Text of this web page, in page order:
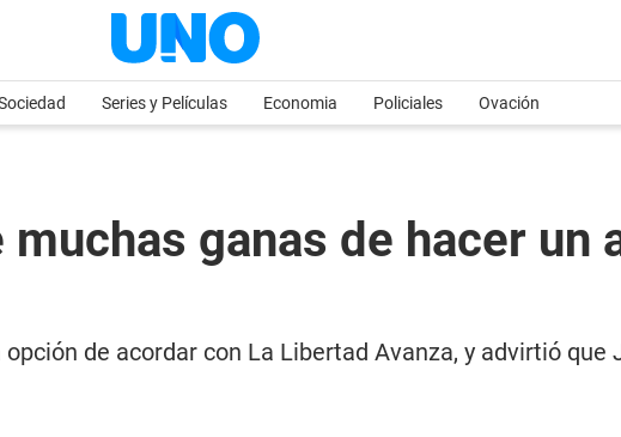
Series y Películas Economia Policiales Ovación
ganas de hacer un
de acordar con La Libertad Avanza, y advirtió que